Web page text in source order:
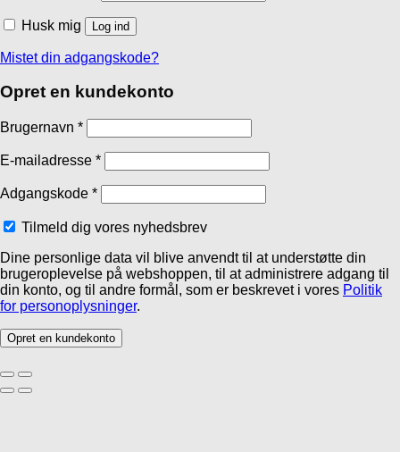
Husk mig Log ind
Mistet din adgangskode?
Opret en kundekonto
Brugernavn *
E-mailadresse *
Adgangskode *
Tilmeld dig vores nyhedsbrev
Dine personlige data vil blive anvendt til at understøtte din
brugeroplevelse på webshoppen, til at administrere adgang til
din konto, og til andre formål, som er beskrevet i vores Politik
for personoplysninger.
Opret en kundekonto